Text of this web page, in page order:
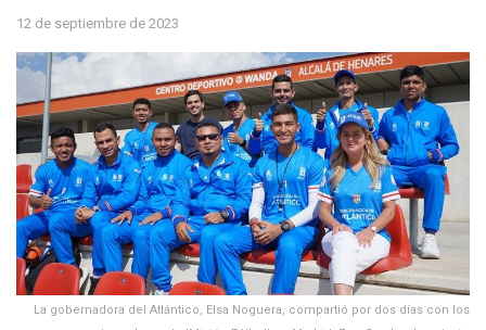
12 de septiembre de 2023
La gobernadora del Atlántico, Elsa Noguera, compartió por dos días con los